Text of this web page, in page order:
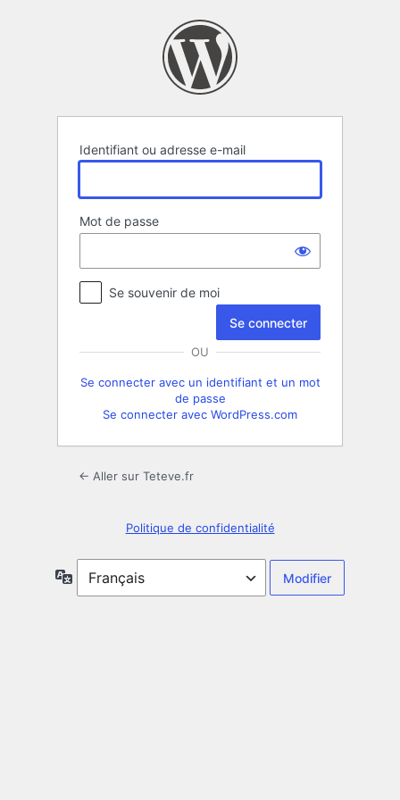
Identifiant ou adresse e-mail
Mot de passe
Se souvenir de moi
OU
Se connecter avec un identifiant et un mot
de passe
Se connecter avec WordPress.com
← Aller sur Teteve.fr
Politique de confidentialité
Langue